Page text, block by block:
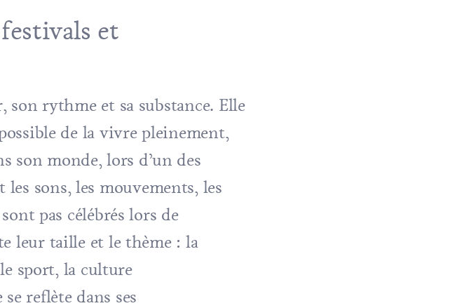
et
rythme et sa substance. Elle
de la vivre pleinement,
son monde, lors d’un des
sons, les mouvements, les
pas célébrés lors de
leur taille et le thème : la
sport, la culture
reflète dans ses